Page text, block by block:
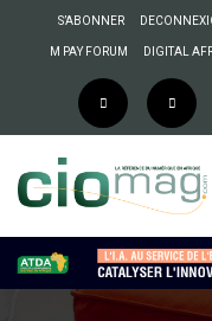
S’ABONNER
M PAY FORUM DIGITAL